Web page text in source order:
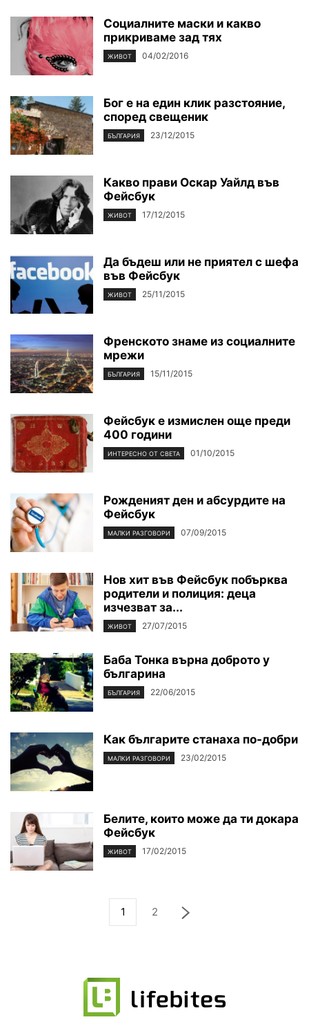
Социалните маски и какво
прикриваме зад тях
ЖИВОТ 04/02/2016
Бог е на един клик разстояние,
според свещеник
БЪЛГАРИЯ 23/12/2015
Какво прави Оскар Уайлд във
Фейсбук
ЖИВОТ 17/12/2015
Да бъдеш или не приятел с шефа
във Фейсбук
ЖИВОТ 25/11/2015
Френското знаме из социалните
мрежи
БЪЛГАРИЯ 15/11/2015
Фейсбук е измислен още преди
400 години
ИНТЕРЕСНО ОТ СВЕТА 01/10/2015
Рожденият ден и абсурдите на
Фейсбук
МАЛКИ РАЗГОВОРИ 07/09/2015
Нов хит във Фейсбук побърква
родители и полиция: деца
изчезват за...
ЖИВОТ 27/07/2015
Баба Тонка върна доброто у
българина
БЪЛГАРИЯ 22/06/2015
Как българите станаха по-добри
МАЛКИ РАЗГОВОРИ 23/02/2015
Белите, които може да ти докара
Фейсбук
ЖИВОТ 17/02/2015
1 2